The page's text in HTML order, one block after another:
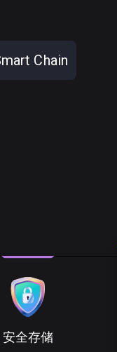
Chain
安全存储